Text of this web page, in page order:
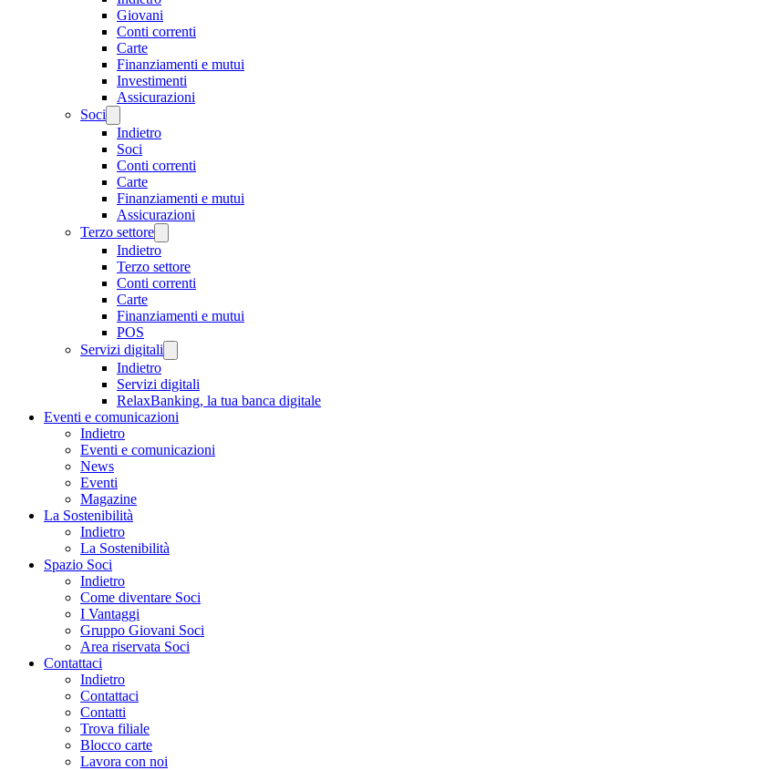
Giovani
Conti correnti
Carte
Finanziamenti e mutui
Investimenti
Assicurazioni
Soci
Indietro
Soci
Conti correnti
Carte
Finanziamenti e mutui
Assicurazioni
Terzo settore
Indietro
Terzo settore
Conti correnti
Carte
Finanziamenti e mutui
POS
Servizi digitali
Indietro
Servizi digitali
RelaxBanking, la tua banca digitale
Eventi e comunicazioni
Indietro
Eventi e comunicazioni
News
Eventi
Magazine
La Sostenibilità
Indietro
La Sostenibilità
Spazio Soci
Indietro
Come diventare Soci
I Vantaggi
Gruppo Giovani Soci
Area riservata Soci
Contattaci
Indietro
Contattaci
Contatti
Trova filiale
Blocco carte
Lavora con noi